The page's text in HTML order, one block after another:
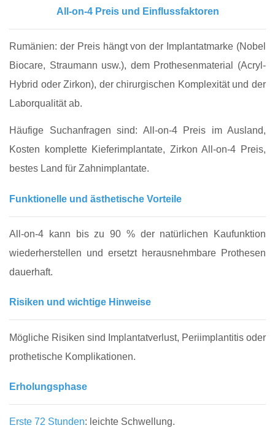
All-on-4 Preis und Einflussfaktoren
Rumänien: der Preis hängt von der Implantatmarke (Nobel
Biocare, Straumann usw.), dem Prothesenmaterial (Acryl-
Hybrid oder Zirkon), der chirurgischen Komplexität und der
Laborqualität ab.
Häufige Suchanfragen sind: All-on-4 Preis im Ausland,
Kosten komplette Kieferimplantate, Zirkon All-on-4 Preis,
bestes Land für Zahnimplantate.
Funktionelle und ästhetische Vorteile
All-on-4 kann bis zu 90 % der natürlichen Kaufunktion
wiederherstellen und ersetzt herausnehmbare Prothesen
dauerhaft.
Risiken und wichtige Hinweise
Mögliche Risiken sind Implantatverlust, Periimplantitis oder
prothetische Komplikationen.
Erholungsphase
Erste 72 Stunden: leichte Schwellung.